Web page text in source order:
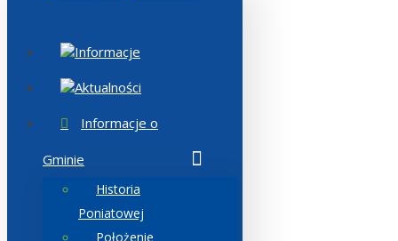
Informacje
Aktualności
Informacje o
Gminie
Historia
Poniatowej
Położenie